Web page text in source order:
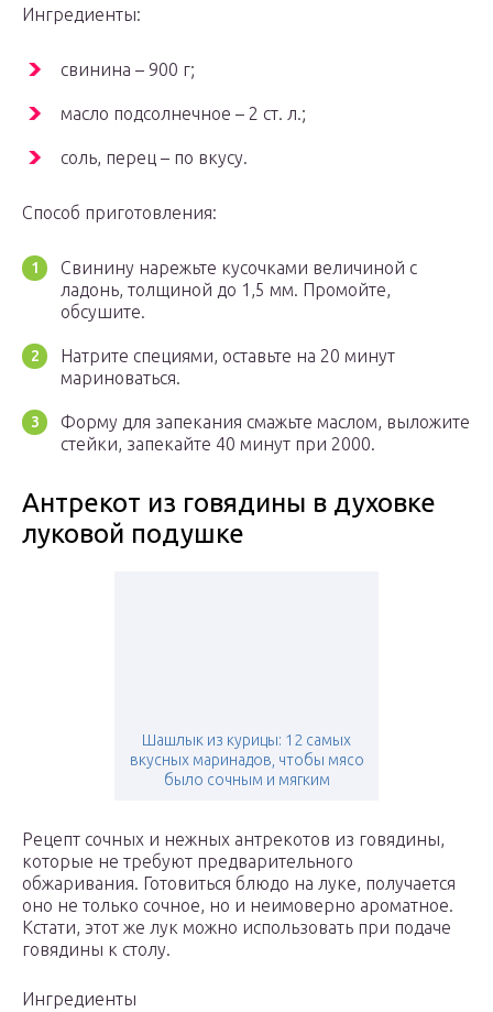
Ингредиенты:
свинина – 900 г;
масло подсолнечное – 2 ст. л.;
соль, перец – по вкусу.
Способ приготовления:
Свинину нарежьте кусочками величиной с
ладонь, толщиной до 1,5 мм. Промойте,
обсушите.
Натрите специями, оставьте на 20 минут
мариноваться.
Форму для запекания смажьте маслом, выложите
стейки, запекайте 40 минут при 2000.
Антрекот из говядины в духовке
луковой подушке
Шашлык из курицы: 12 самых
вкусных маринадов, чтобы мясо
было сочным и мягким
Рецепт сочных и нежных антрекотов из говядины,
которые не требуют предварительного
обжаривания. Готовиться блюдо на луке, получается
оно не только сочное, но и неимоверно ароматное.
Кстати, этот же лук можно использовать при подаче
говядины к столу.
Ингредиенты